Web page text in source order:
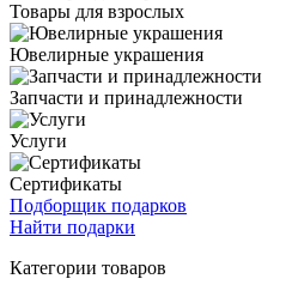
Товары для взрослых
Ювелирные украшения
Запчасти и принадлежности
Услуги
Сертификаты
Подборщик подарков
Найти подарки
Категории товаров